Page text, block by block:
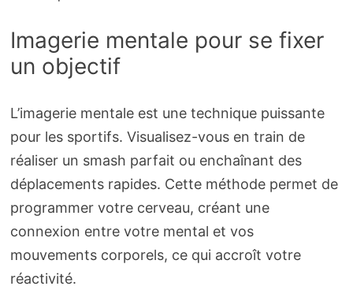
Imagerie mentale pour se fixer
un objectif
L’imagerie mentale est une technique puissante
pour les sportifs. Visualisez-vous en train de
réaliser un smash parfait ou enchaînant des
déplacements rapides. Cette méthode permet de
programmer votre cerveau, créant une
connexion entre votre mental et vos
mouvements corporels, ce qui accroît votre
réactivité.